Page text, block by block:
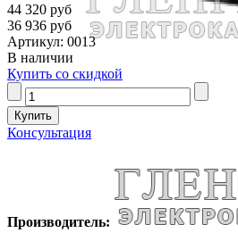
44 320 руб
36 936 руб
Артикул: 0013
В наличии
Купить со скидкой
Консультация
Производитель: